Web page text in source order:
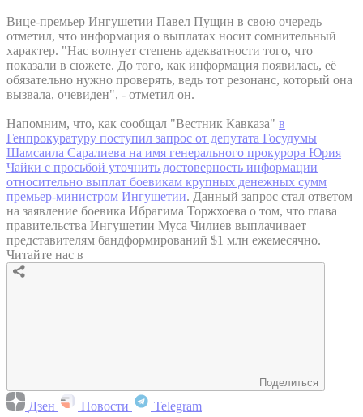
Вице-премьер Ингушетии Павел Пущин в свою очередь
отметил, что информация о выплатах носит сомнительный
характер. "Нас волнует степень адекватности того, что
показали в сюжете. До того, как информация появилась, её
обязательно нужно проверять, ведь тот резонанс, который она
вызвала, очевиден", - отметил он.
Напомним, что, как сообщал "Вестник Кавказа" в
Генпрокуратуру поступил запрос от депутата Госудумы
Шамсаила Саралиева на имя генерального прокурора Юрия
Чайки с просьбой уточнить достоверность информации
относительно выплат боевикам крупных денежных сумм
премьер-министром Ингушетии. Данный запрос стал ответом
на заявление боевика Ибрагима Торжхоева о том, что глава
правительства Ингушетии Муса Чилиев выплачивает
представителям бандформирований $1 млн ежемесячно.
Читайте нас в
Поделиться
Дзен Новости Telegram